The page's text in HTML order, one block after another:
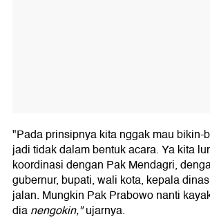
"Pada prinsipnya kita nggak mau bikin-
jadi tidak dalam bentuk acara. Ya kita
koordinasi dengan Pak Mendagri,
gubernur, bupati, wali kota, kepala
jalan. Mungkin Pak Prabowo nanti
dianengokin,"ujarnya.